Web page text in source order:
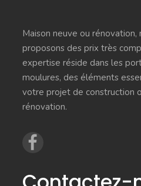
Maison neuve ou rénovation,
proposons des prix très
expertise réside dans les
moulures, des éléments
votre projet de construction
rénovation.